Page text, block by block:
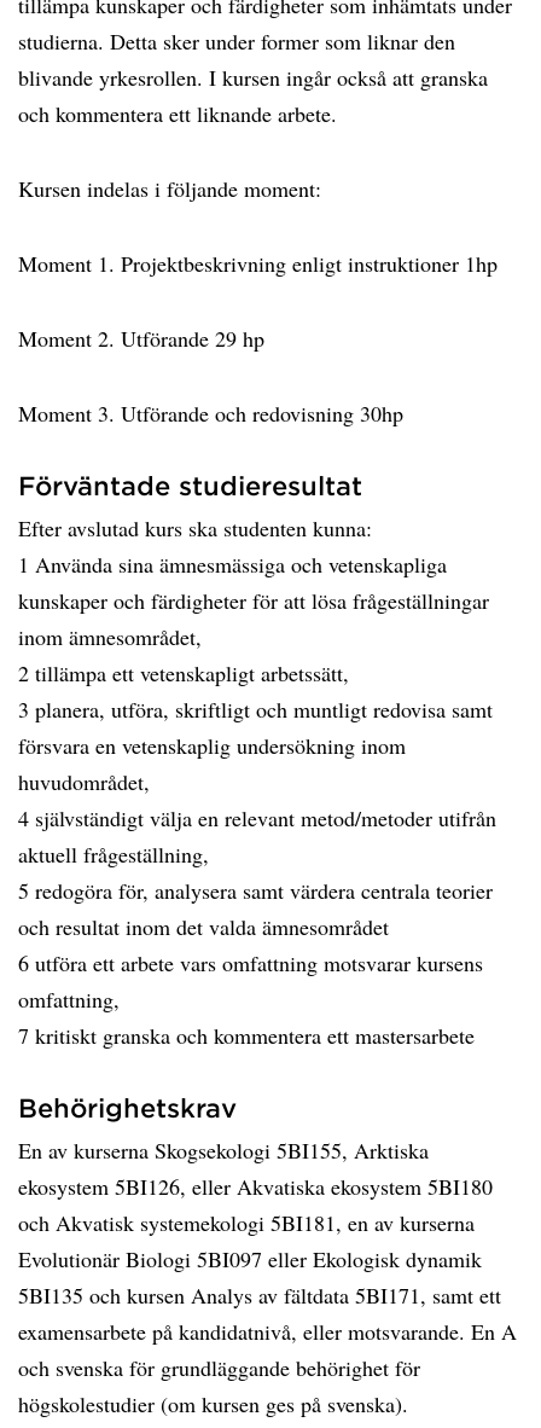
studierna. Detta sker under former som liknar den
blivande yrkesrollen. I kursen ingår också att granska
och kommentera ett liknande arbete.
Kursen indelas i följande moment:
Moment 1. Projektbeskrivning enligt instruktioner 1hp
Moment 2. Utförande 29 hp
Moment 3. Utförande och redovisning 30hp
Förväntade studieresultat
Efter avslutad kurs ska studenten kunna:
1 Använda sina ämnesmässiga och vetenskapliga
kunskaper och färdigheter för att lösa frågeställningar
inom ämnesområdet,
2 tillämpa ett vetenskapligt arbetssätt,
3 planera, utföra, skriftligt och muntligt redovisa samt
försvara en vetenskaplig undersökning inom
huvudområdet,
4 självständigt välja en relevant metod/metoder utifrån
aktuell frågeställning,
5 redogöra för, analysera samt värdera centrala teorier
och resultat inom det valda ämnesområdet
6 utföra ett arbete vars omfattning motsvarar kursens
omfattning,
7 kritiskt granska och kommentera ett mastersarbete
Behörighetskrav
En av kurserna Skogsekologi 5BI155, Arktiska
ekosystem 5BI126, eller Akvatiska ekosystem 5BI180
och Akvatisk systemekologi 5BI181, en av kurserna
Evolutionär Biologi 5BI097 eller Ekologisk dynamik
5BI135 och kursen Analys av fältdata 5BI171, samt ett
examensarbete på kandidatnivå, eller motsvarande. En A
och svenska för grundläggande behörighet för
högskolestudier (om kursen ges på svenska).